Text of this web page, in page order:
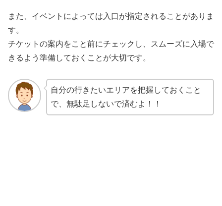
また、イベントによっては入口が指定されることがありま
す。
チケットの案内をこと前にチェックし、スムーズに入場で
きるよう準備しておくことが大切です。
自分の行きたいエリアを把握しておくこと
で、無駄足しないで済むよ！！